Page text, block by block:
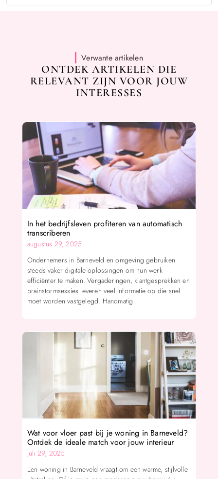
Verwante artikelen
ONTDEK ARTIKELEN DIE
RELEVANT ZIJN VOOR JOUW
INTERESSES
In het bedrijfsleven profiteren van automatisch
transcriberen
augustus 29, 2025
Ondernemers in Barneveld en omgeving gebruiken
steeds vaker digitale oplossingen om hun werk
efficiënter te maken. Vergaderingen, klantgesprekken en
brainstormsessies leveren veel informatie op die snel
moet worden vastgelegd. Handmatig
Wat voor vloer past bij je woning in Barneveld?
Ontdek de ideale match voor jouw interieur
juli 29, 2025
Een woning in Barneveld vraagt om een warme, stijlvolle